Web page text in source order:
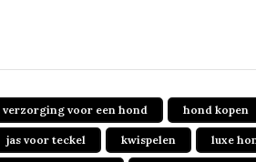
verzorging voor een hond hond kopen
jas voor teckel kwispelen luxe